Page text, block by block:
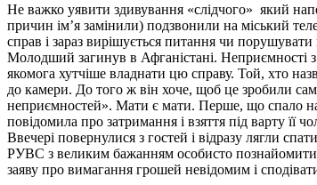
Не важко уявити здивування «слідчого» який
причин ім’я замінили) подзвонили на міський
справ і зараз вирішується питання чи
Молодший загинув в Афганістані. Неприємності
якомога хутчіше владнати цю справу. Той, хто
до камери. До того ж він хоче, щоб це зробили
неприємностей». Мати є мати. Перше, що спало на
повідомила про затримання і взяття під варту її
Ввечері повернулися з гостей і відразу лягли
РУВС з великим бажанням особисто
заяву про вимагання грошей невідомим і